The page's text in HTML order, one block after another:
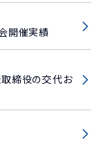
開催実績
締役の交代お